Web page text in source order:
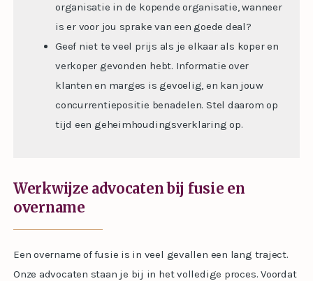
organisatie in de kopende organisatie, wanneer
is er voor jou sprake van een goede deal?
Geef niet te veel prijs als je elkaar als koper en
verkoper gevonden hebt. Informatie over
klanten en marges is gevoelig, en kan jouw
concurrentiepositie benadelen. Stel daarom op
tijd een geheimhoudingsverklaring op.
Werkwijze advocaten bij fusie en
overname
Een overname of fusie is in veel gevallen een lang traject.
Onze advocaten staan je bij in het volledige proces. Voordat